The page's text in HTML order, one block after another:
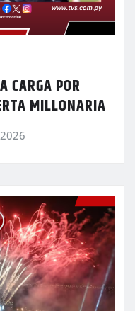
CARGA POR
MILLONARIA